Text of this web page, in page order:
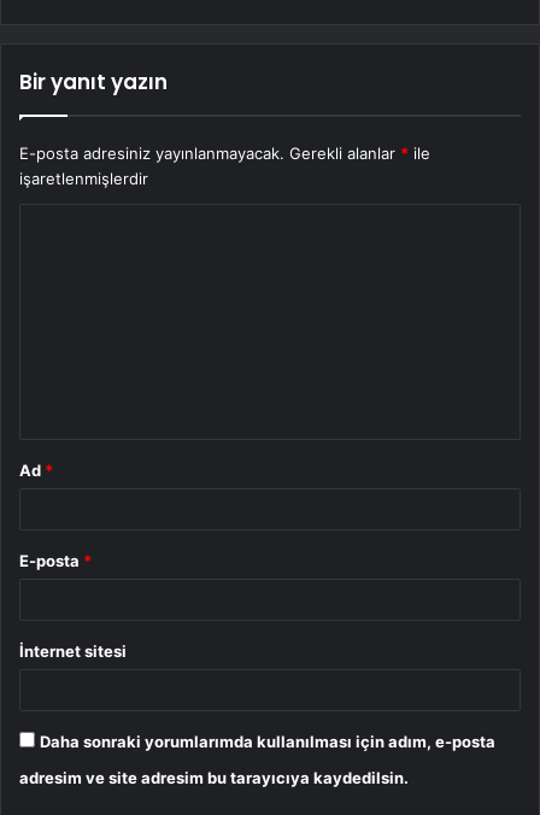
Bir yanıt yazın
E-posta adresiniz yayınlanmayacak. Gerekli alanlar * ile
işaretlenmişlerdir
Ad *
E-posta *
İnternet sitesi
Daha sonraki yorumlarımda kullanılması için adım, e-posta
adresim ve site adresim bu tarayıcıya kaydedilsin.